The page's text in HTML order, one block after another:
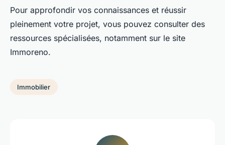
Pour approfondir vos connaissances et réussir
pleinement votre projet, vous pouvez consulter des
ressources spécialisées, notamment sur le site
Immoreno.
Immobilier